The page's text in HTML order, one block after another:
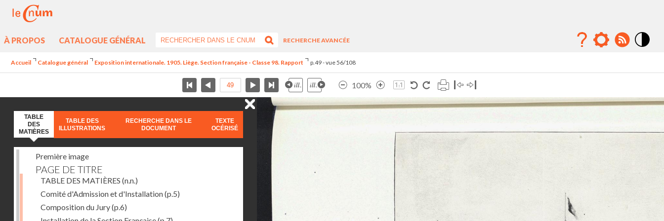
À PROPOS CATALOGUE GÉNÉRAL
RECHERCHE AVANCÉE
Accueil Catalogue général Exposition internationale. 1905. Liège. Section française - Classe 98. Rapport p.49 - vue 56/108
100%
TABLE
DES
MATIÈRES
TABLE DES
ILLUSTRATIONS
RECHERCHE DANS LE
DOCUMENT
TEXTE
OCÉRISÉ
Première image
PAGE DE TITRE
TABLE DES MATIÈRES (n.n.)
Comité d'Admission et d'Installation(p.5)
Composition du Jury(p.6)